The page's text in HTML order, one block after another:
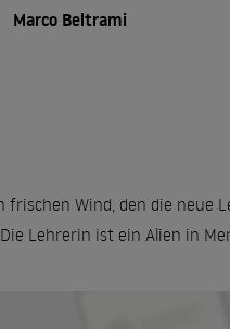
Marco Beltrami
Wind, den die neue
Lehrerin ist ein Alien in